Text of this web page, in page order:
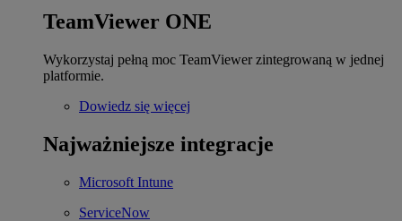
TeamViewer ONE
Wykorzystaj pełną moc TeamViewer zintegrowaną w jednej
platformie.
Dowiedz się więcej
Najważniejsze integracje
Microsoft Intune
ServiceNow